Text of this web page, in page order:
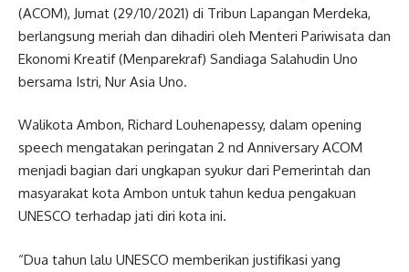
(ACOM), Jumat (29/10/2021) di Tribun Lapangan Merdeka,
berlangsung meriah dan dihadiri oleh Menteri Pariwisata dan
Ekonomi Kreatif (Menparekraf) Sandiaga Salahudin Uno
bersama Istri, Nur Asia Uno.
Walikota Ambon, Richard Louhenapessy, dalam opening
speech mengatakan peringatan 2 nd Anniversary ACOM
menjadi bagian dari ungkapan syukur dari Pemerintah dan
masyarakat kota Ambon untuk tahun kedua pengakuan
UNESCO terhadap jati diri kota ini.
“Dua tahun lalu UNESCO memberikan justifikasi yang